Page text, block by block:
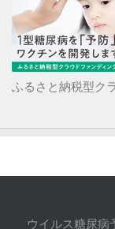
ふるさと納税型ク
研究目的・研究
ウイルス糖尿病